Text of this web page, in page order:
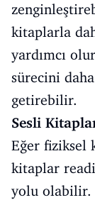
kitaplarla
yardımcı
sürecini daha
getirebilir.
Sesli
Eğer fiziksel
kitaplar
yolu olabilir.